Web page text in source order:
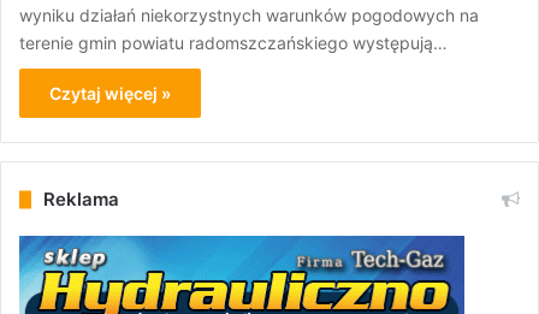
wyniku działań niekorzystnych warunków pogodowych na
terenie gmin powiatu radomszczańskiego występują…
Czytaj więcej »
Reklama